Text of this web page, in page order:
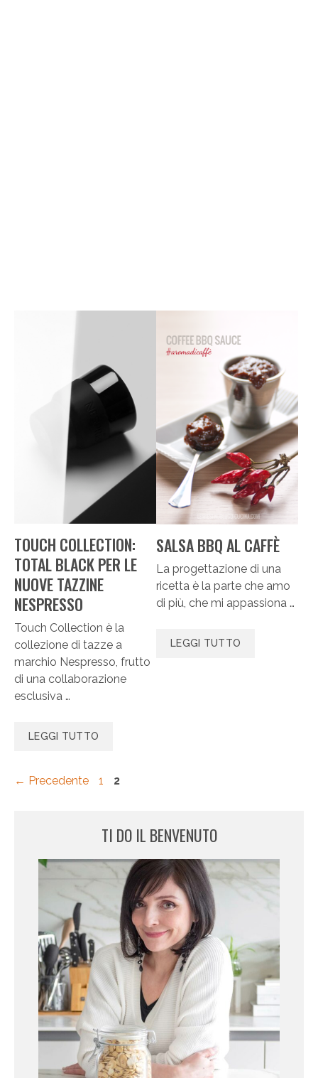
TOUCH COLLECTION:
TOTAL BLACK PER LE
NUOVE TAZZINE
NESPRESSO
Touch Collection è la
collezione di tazze a
marchio Nespresso, frutto
di una collaborazione
esclusiva …
LEGGI TUTTO
SALSA BBQ AL CAFFÈ
La progettazione di una
ricetta è la parte che amo
di più, che mi appassiona …
LEGGI TUTTO
← Precedente Pagina
1 Pagina
2
TI DO IL BENVENUTO